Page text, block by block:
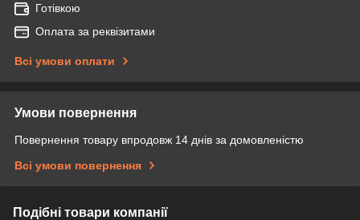
Готівкою
Оплата за реквізитами
Всі умови оплати
Умови повернення
Повернення товару впродовж 14 днів за домовленістю
Всі умови повернення
Подібні товари компанії